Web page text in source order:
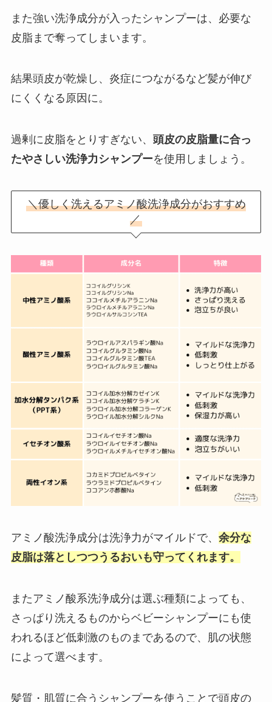
また強い洗浄成分が入ったシャンプーは、必要な
皮脂まで奪ってしまいます。
結果頭皮が乾燥し、炎症につながるなど髪が伸び
にくくなる原因に。
過剰に皮脂をとりすぎない、 頭皮の皮脂量に合っ
たやさしい洗浄力シャンプーを使用しましょう。
＼優しく洗えるアミノ酸洗浄成分がおすすめ
／
アミノ酸洗浄成分は洗浄力がマイルドで、 余分な
皮脂は落としつつうるおいも守ってくれます。
またアミノ酸系洗浄成分は選ぶ種類によっても、
さっぱり洗えるものからベビーシャンプーにも使
われるほど低刺激のものまであるので、肌の状態
によって選べます。
髪質・肌質に合うシャンプーを使うことで頭皮の